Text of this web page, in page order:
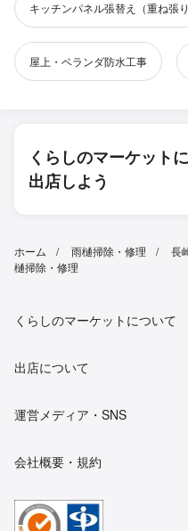
キッチンパネル張替え（重ね張り
屋上・ベランダ防水工事
くらしのマーケットに
出店しよう
ホーム 雨樋掃除・修理 長
樋掃除・修理
くらしのマーケットについて
出店について
運営メディア・SNS
会社概要・規約